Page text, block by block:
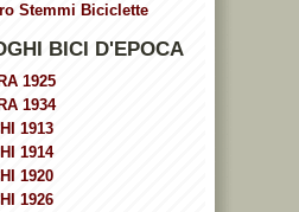
Stemmi Biciclette
BICI D'EPOCA
1925
1934
1913
1914
1920
1926